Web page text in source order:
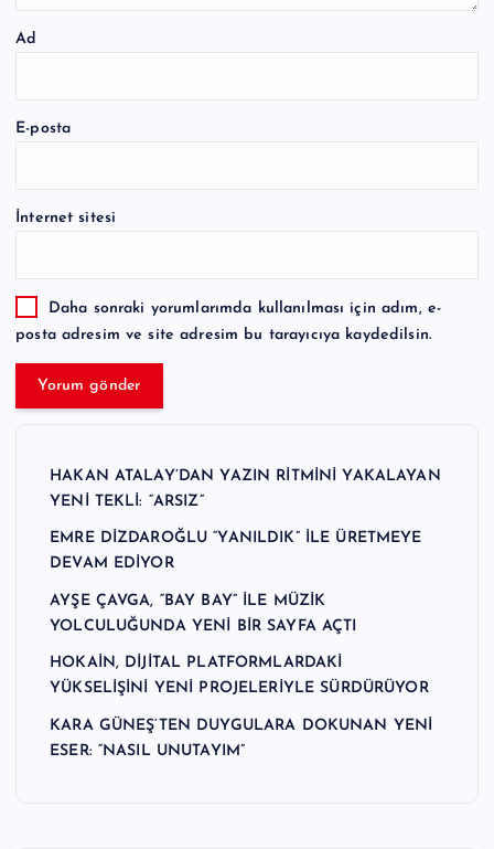
Ad
E-posta
İnternet sitesi
Daha sonraki yorumlarımda kullanılması için adım, e-
posta adresim ve site adresim bu tarayıcıya kaydedilsin.
HAKAN ATALAY’DAN YAZIN RİTMİNİ YAKALAYAN
YENİ TEKLİ: “ARSIZ”
EMRE DİZDAROĞLU “YANILDIK” İLE ÜRETMEYE
DEVAM EDİYOR
AYŞE ÇAVGA, “BAY BAY” İLE MÜZİK
YOLCULUĞUNDA YENİ BİR SAYFA AÇTI
HOKAİN, DİJİTAL PLATFORMLARDAKİ
YÜKSELİŞİNİ YENİ PROJELERİYLE SÜRDÜRÜYOR
KARA GÜNEŞ’TEN DUYGULARA DOKUNAN YENİ
ESER: “NASIL UNUTAYIM”